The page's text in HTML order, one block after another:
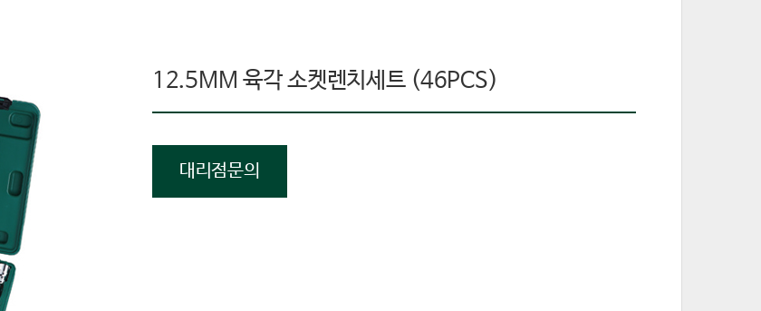
12.5MM 육각 소켓렌치세트 (46PCS)
대리점문의